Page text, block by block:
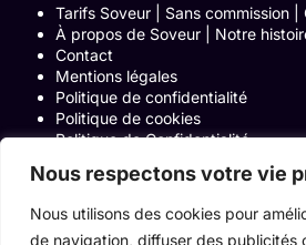
Nous respectons votre vie
Nous utilisons des cookies pour
de navigation, diffuser des publicités
Tarifs Soveur | Sans commission |
À propos de Soveur | Notre
Contact
Mentions légales
Politique de confidentialité
Politique de cookies
Politique de Confidentialité
Blog
Programme Affiliation